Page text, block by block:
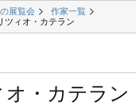
展覧会
作家一覧
ツィオ・カテラン
・カテラン